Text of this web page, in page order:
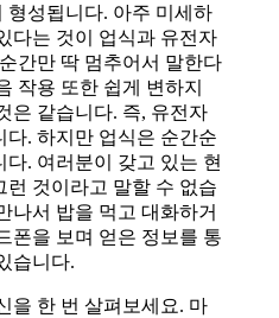
형성됩니다. 아주 미세하
다는 것이 업식과 유전자
간만 딱 멈추어서 말한다
작용 또한 쉽게 변하지
은 같습니다. 즉, 유전자
. 하지만 업식은 순간순
. 여러분이 갖고 있는 현
것이라고 말할 수 없습
나서 밥을 먹고 대화하거
폰을 보며 얻은 정보를 통
습니다.
을 한 번 살펴보세요. 마